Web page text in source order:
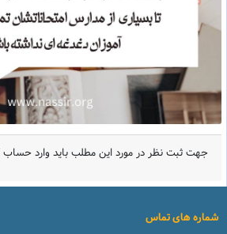
جهت ثبت نظر در مورد این مطلب باید وارد حساب
شماره های تماس